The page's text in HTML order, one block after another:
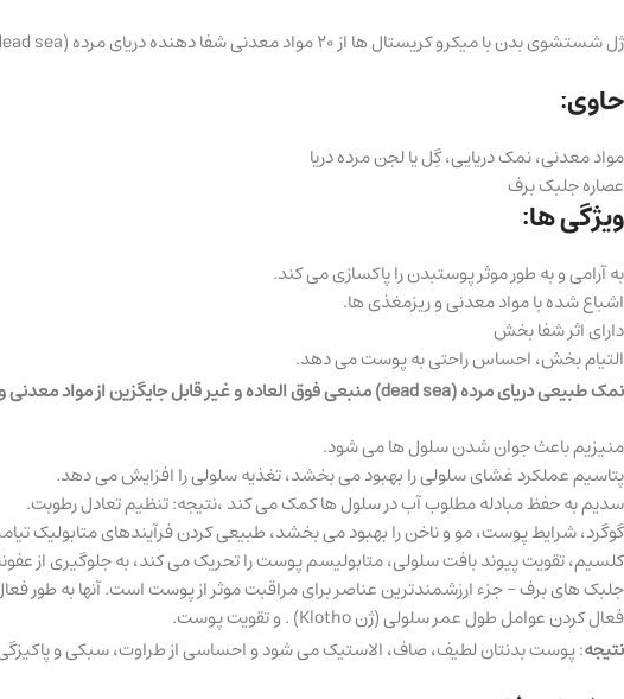
ژل شستشوی بدن با میکرو کریستال ها از 20 مواد معدنی شفا دهنده دریای مرده (dead sea) نه تنها پاک کننده پوستی است بلکه مراقبت های درمانی شفابخشی برای پوست بدن فراهم می آورد.
حاوی:
مواد معدنی، نمک دریایی، گِل یا لجن مرده دریا
عصاره جلبک برف
ویژگی ها:
به آرامی و به طور موثر پوستبدن را پاکسازی می کند.
اشباع شده با مواد معدنی و ریزمغذی ها.
دارای اثر شفا بخش
التیام بخش، احساس راحتی به پوست می دهد.
نمک طبیعی دریای مرده (dead sea) منبعی فوق العاده و غیر قابل جایگزین از مواد معدنی و عناصر کمیاب است که مهمترین آنها عبارتند از:
منیزیم باعث جوان شدن سلول ها می شود.
پتاسیم عملکرد غشای سلولی را بهبود می بخشد، تغذیه سلولی را افزایش می دهد.
سدیم به حفظ مبادله مطلوب آب در سلول ها کمک می کند ،نتیجه: تنظیم تعادل رطوبت.
گوگرد، شرایط پوست، مو و ناخن را بهبود می بخشد، طبیعی کردن فرآیندهای متابولیک
کلسیم، تقویت پیوند بافت سلولی، متابولیسم پوست را تحریک می کند، به جلوگیری از
جلبک های برف – جزء ارزشمندترین عناصر برای مراقبت موثر از پوست است. آنها به طور
فعال کردن عوامل طول عمر سلولی (ژن Klotho) . و تقویت پوست.
نتیجه: پوست بدنتان لطیف، صاف، الاستیک می شود و احساسی از طراوت، سبکی و